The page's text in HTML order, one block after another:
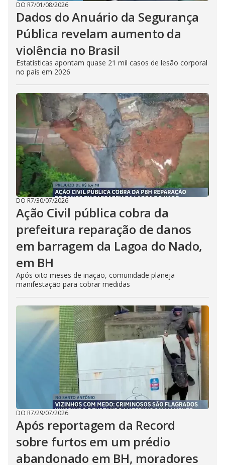
DO R7/01/08/2026
Dados do Anuário da Segurança
Pública revelam aumento da
violência no Brasil
Estatísticas apontam quase 21 mil casos de lesão corporal
no país em 2026
DO R7/30/07/2026
Ação Civil pública cobra da
prefeitura reparação de danos
em barragem da Lagoa do Nado,
em BH
Após oito meses de inação, comunidade planeja
manifestação para cobrar medidas
DO R7/29/07/2026
Após reportagem da Record
sobre furtos em um prédio
abandonado em BH, moradores